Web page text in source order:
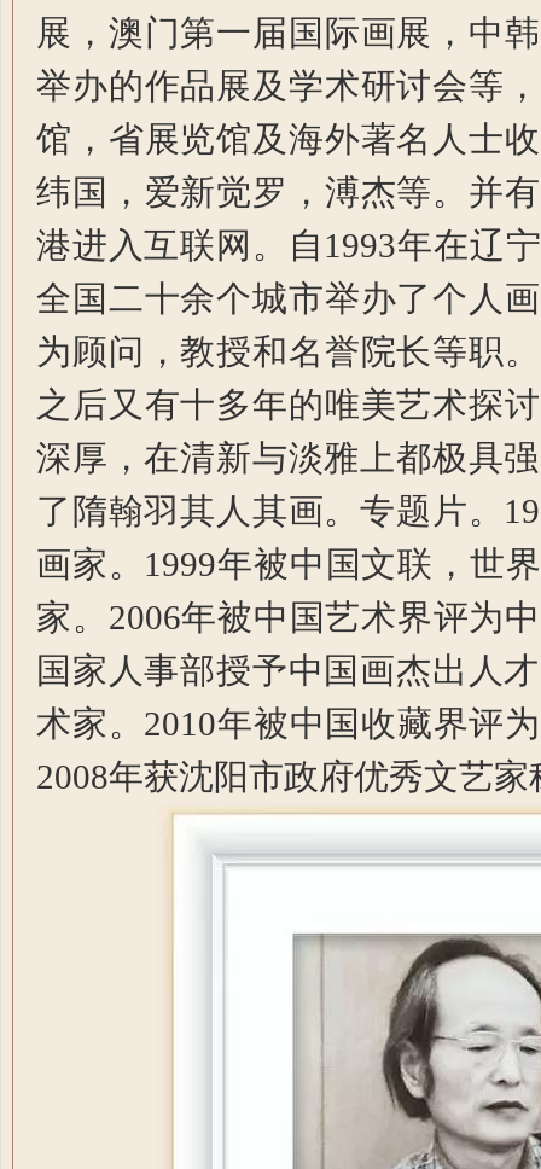
展，澳门第一届国际画展，中
举办的作品展及学术研讨会等
馆，省展览馆及海外著名人士
纬国，爱新觉罗，溥杰等。并
港进入互联网。自1993年在辽
全国二十余个城市举办了个人
为顾问，教授和名誉院长等职
之后又有十多年的唯美艺术探
深厚，在清新与淡雅上都极具
了隋翰羽其人其画。专题片。
画家。1999年被中国文联，世
家。2006年被中国艺术界评为
国家人事部授予中国画杰出人
术家。2010年被中国收藏界评
2008年获沈阳市政府优秀文艺家